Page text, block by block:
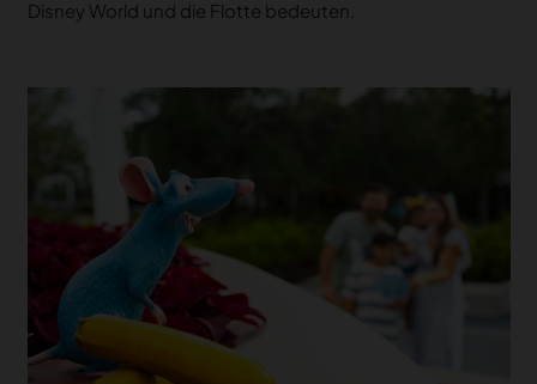
Disney World und die Flotte bedeuten.